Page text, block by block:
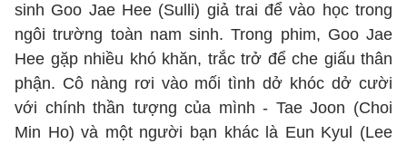
sinh Goo Jae Hee (Sulli) giả trai để vào học trong
ngôi trường toàn nam sinh. Trong phim, Goo Jae
Hee gặp nhiều khó khăn, trắc trở để che giấu thân
phận. Cô nàng rơi vào mối tình dở khóc dở cười
với chính thần tượng của mình - Tae Joon (Choi
Min Ho) và một người bạn khác là Eun Kyul (Lee